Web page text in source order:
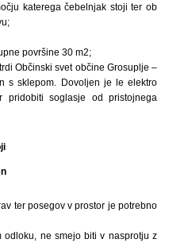
katerega čebelnjak stoji ter ob
površine 30 m2;
Občinski svet občine Grosuplje –
s sklepom. Dovoljen je le elektro
pridobiti soglasje od pristojnega
ter posegov v prostor je potrebno
ne smejo biti v nasprotju z